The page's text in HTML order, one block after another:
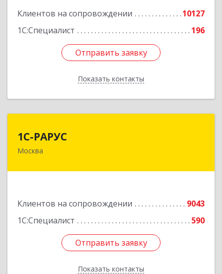
Клиентов на сопровождении
10127
1С:Специалист
196
Отправить заявку
Показать контакты
Отправить заявку
Назад
1С-РАРУС
Москва
Клиентов на сопровождении
9043
1С:Специалист
590
Отправить заявку
Показать контакты
127434, Москва г, Дмитровское ш, дом № 9Б
Отправить заявку
Назад